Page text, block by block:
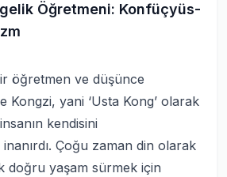
Öğretmeni: Konfüçyüs-
öğretmen ve düşünce
Kongzi, yani ‘Usta Kong’ olarak
kendisini
Çoğu zaman din olarak
doğru yaşam sürmek için